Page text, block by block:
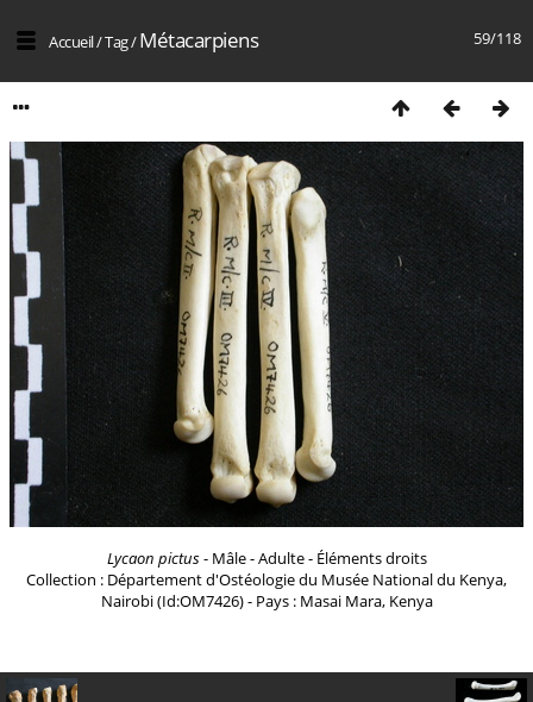
59/118
Accueil/Tag/Métacarpiens
Lycaon pictus- Mâle - Adulte - Éléments droits
Collection : Département d'Ostéologie du Musée National du Kenya,
Nairobi (Id:OM7426) - Pays : Masai Mara, Kenya